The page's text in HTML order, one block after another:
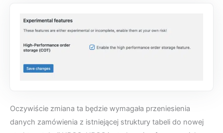
Oczywiście zmiana ta będzie wymagała przeniesienia
danych zamówienia z istniejącej struktury tabeli do nowej